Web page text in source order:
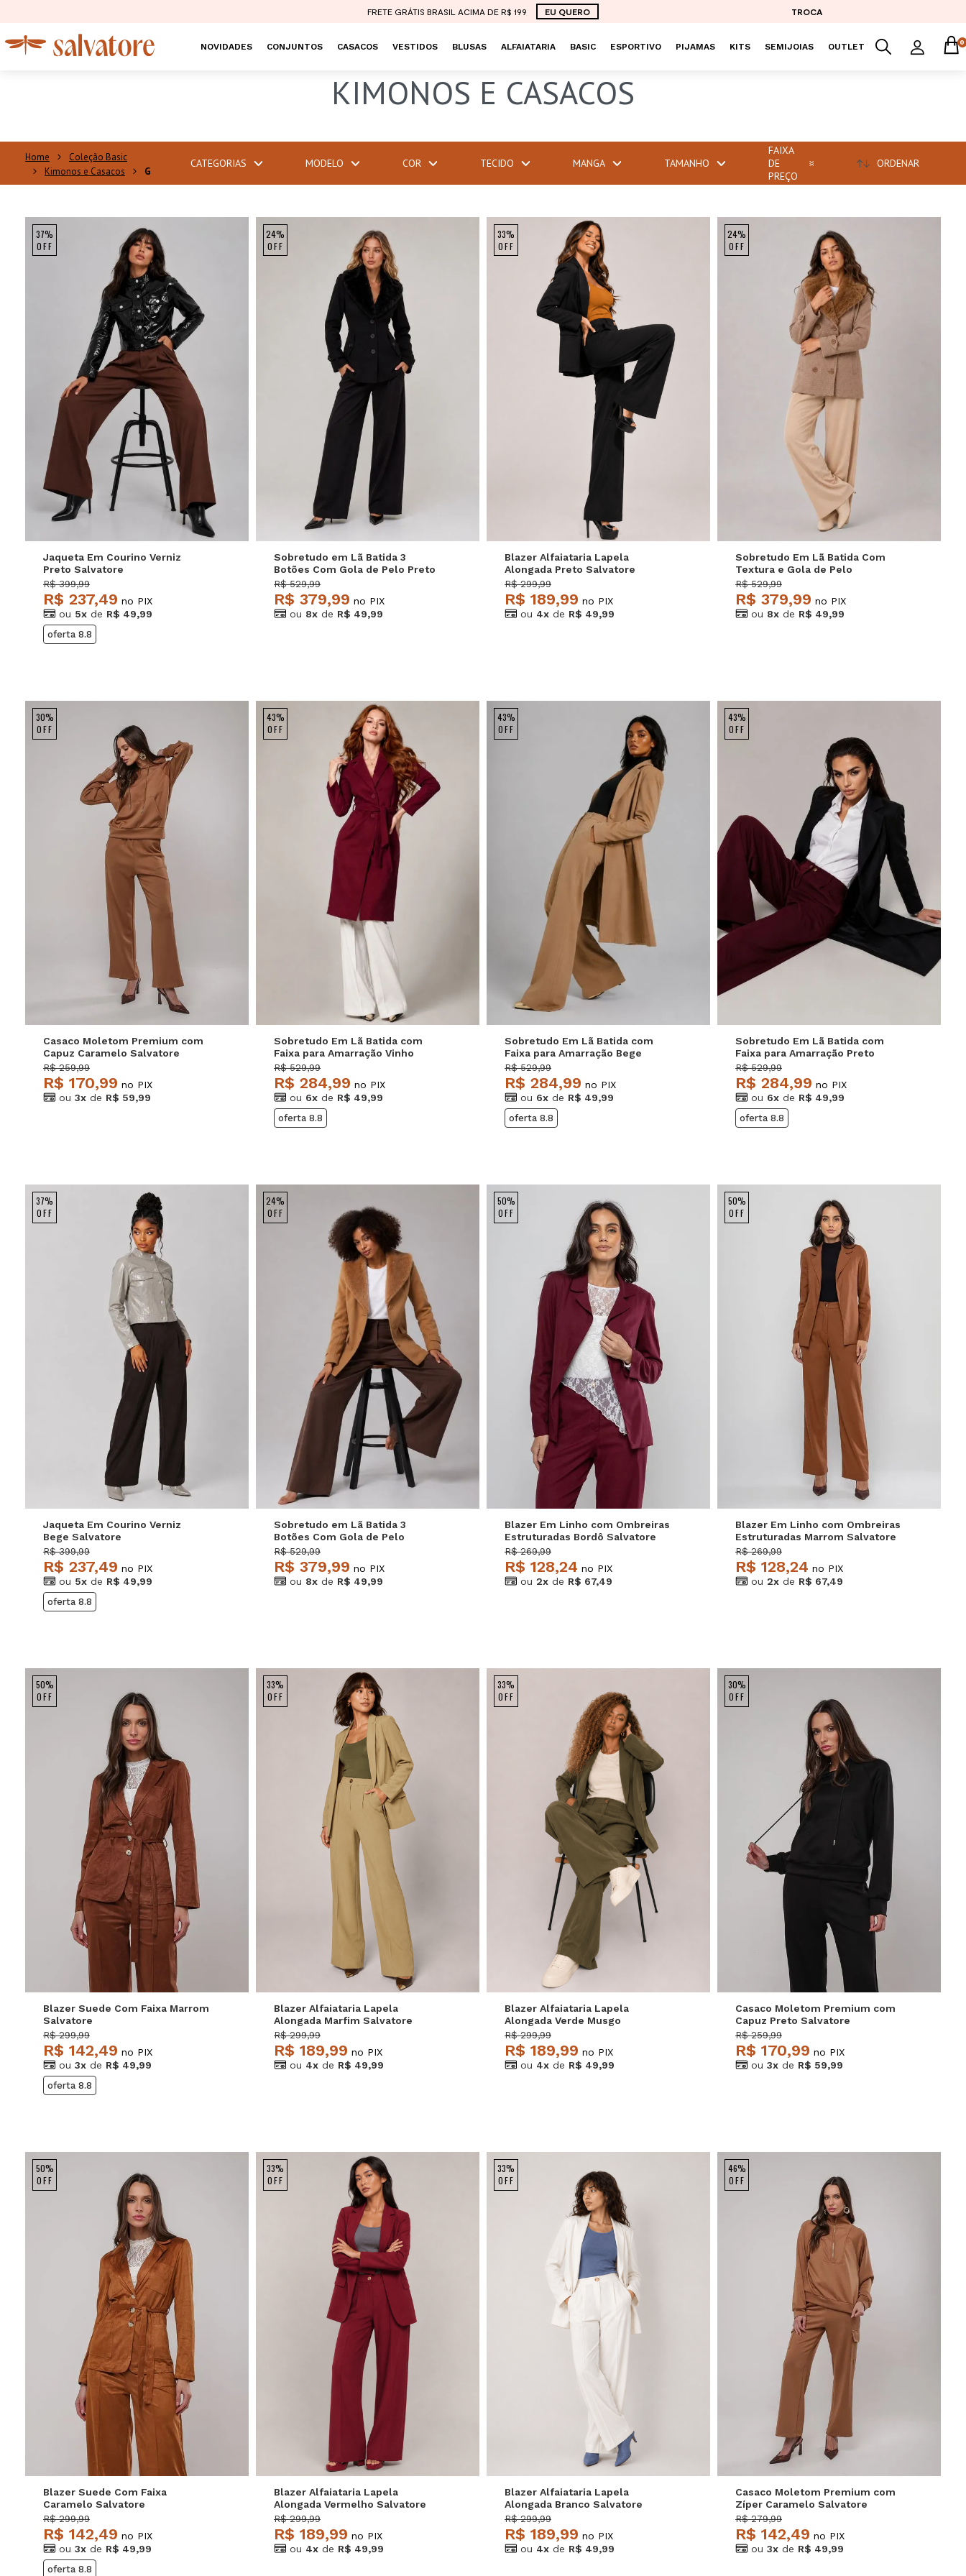
FRETE GRÁTIS BRASIL ACIMA DE R$ 199 EU QUERO TROCA
NOVIDADES CONJUNTOS CASACOS VESTIDOS BLUSAS ALFAIATARIA BASIC ESPORTIVO PIJAMAS KITS SEMIJOIAS OUTLET 0
KIMONOS E CASACOS
Coleção Basic
Kimonos e Casacos
G
CATEGORIAS MODELO COR TECIDO MANGA TAMANHO
FAIXA
DE
PREÇO
ORDENAR
37%
OFF
P M G GG
Jaqueta Em Courino Verniz
Preto Salvatore
R$ 399,99
R$ 237,49 no PIX
ou 5x de R$ 49,99
oferta 8.8
24%
OFF
Sobretudo em Lã Batida 3
Botões Com Gola de Pelo Preto
Salvatore
R$ 529,99
R$ 379,99 no PIX
ou 8x de R$ 49,99
33%
OFF
Blazer Alfaiataria Lapela
Alongada Preto Salvatore
R$ 299,99
R$ 189,99 no PIX
ou 4x de R$ 49,99
24%
OFF
M G
Sobretudo Em Lã Batida Com
Textura e Gola de Pelo
Removível Bege Salvatore
R$ 529,99
R$ 379,99 no PIX
ou 8x de R$ 49,99
30%
OFF
Casaco Moletom Premium com
Capuz Caramelo Salvatore
R$ 259,99
R$ 170,99 no PIX
ou 3x de R$ 59,99
43%
OFF
Sobretudo Em Lã Batida com
Faixa para Amarração Vinho
Salvatore
R$ 529,99
R$ 284,99 no PIX
ou 6x de R$ 49,99
oferta 8.8
43%
OFF
M G GG
Sobretudo Em Lã Batida com
Faixa para Amarração Bege
Salvatore
R$ 529,99
R$ 284,99 no PIX
ou 6x de R$ 49,99
oferta 8.8
43%
OFF
P M GG
Sobretudo Em Lã Batida com
Faixa para Amarração Preto
Salvatore
R$ 529,99
R$ 284,99 no PIX
ou 6x de R$ 49,99
oferta 8.8
37%
OFF
M G GG
Jaqueta Em Courino Verniz
Bege Salvatore
R$ 399,99
R$ 237,49 no PIX
ou 5x de R$ 49,99
oferta 8.8
24%
OFF
M G
Sobretudo em Lã Batida 3
Botões Com Gola de Pelo
Caramelo Salvatore
R$ 529,99
R$ 379,99 no PIX
ou 8x de R$ 49,99
50%
OFF
P GG
Blazer Em Linho com Ombreiras
Estruturadas Bordô Salvatore
R$ 269,99
R$ 128,24 no PIX
ou 2x de R$ 67,49
50%
OFF
M G
Blazer Em Linho com Ombreiras
Estruturadas Marrom Salvatore
R$ 269,99
R$ 128,24 no PIX
ou 2x de R$ 67,49
50%
OFF
P M
Blazer Suede Com Faixa Marrom
Salvatore
R$ 299,99
R$ 142,49 no PIX
ou 3x de R$ 49,99
oferta 8.8
33%
OFF
GG
Blazer Alfaiataria Lapela
Alongada Marfim Salvatore
R$ 299,99
R$ 189,99 no PIX
ou 4x de R$ 49,99
33%
OFF
M GG
Blazer Alfaiataria Lapela
Alongada Verde Musgo
Salvatore
R$ 299,99
R$ 189,99 no PIX
ou 4x de R$ 49,99
30%
OFF
Casaco Moletom Premium com
Capuz Preto Salvatore
R$ 259,99
R$ 170,99 no PIX
ou 3x de R$ 59,99
50%
OFF
M
Blazer Suede Com Faixa
Caramelo Salvatore
R$ 299,99
R$ 142,49 no PIX
ou 3x de R$ 49,99
oferta 8.8
33%
OFF
G
Blazer Alfaiataria Lapela
Alongada Vermelho Salvatore
R$ 299,99
R$ 189,99 no PIX
ou 4x de R$ 49,99
33%
OFF
G
Blazer Alfaiataria Lapela
Alongada Branco Salvatore
R$ 299,99
R$ 189,99 no PIX
ou 4x de R$ 49,99
46%
OFF
P M
Casaco Moletom Premium com
Zíper Caramelo Salvatore
R$ 279,99
R$ 142,49 no PIX
ou 3x de R$ 49,99